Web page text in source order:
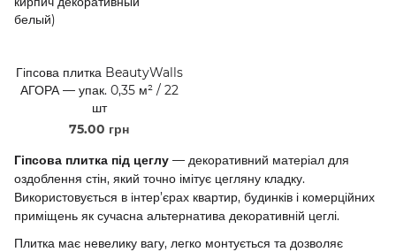
Гіпсова плитка BeautyWalls
АГОРА — упак. 0,35 м² / 22
шт
75.00 грн
Гіпсова плитка під цеглу — декоративний матеріал для
оздоблення стін, який точно імітує цегляну кладку.
Використовується в інтер’єрах квартир, будинків і комерційних
приміщень як сучасна альтернатива декоративній цеглі.
Плитка має невелику вагу, легко монтується та дозволяє